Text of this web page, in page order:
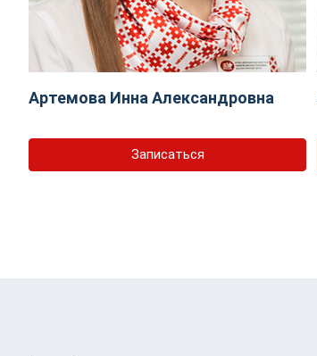
Артемова Инна Александровна
Записаться